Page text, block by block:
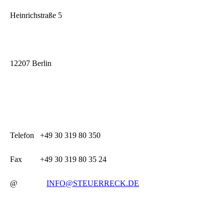
Heinrichstraße 5
12207 Berlin
Telefon +49 30 319 80 350
Fax +49 30 319 80 35 24
@ INFO@STEUERRECK.DE